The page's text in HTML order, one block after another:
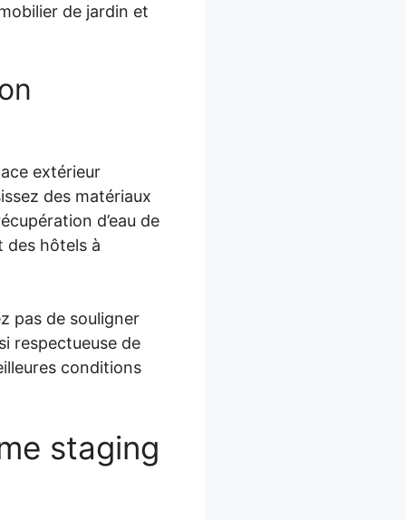
de jardin et
extérieur
des matériaux
d’eau de
des hôtels à
pas de souligner
respectueuse de
conditions
staging